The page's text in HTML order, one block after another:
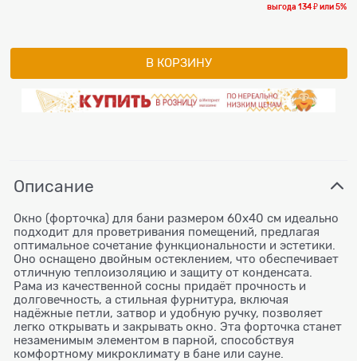
выгода134 ₽или5%
В КОРЗИНУ
Описание
Окно (форточка) для бани размером 60х40 см идеально
подходит для проветривания помещений, предлагая
оптимальное сочетание функциональности и эстетики.
Оно оснащено двойным остеклением, что обеспечивает
отличную теплоизоляцию и защиту от конденсата.
Рама из качественной сосны придаёт прочность и
долговечность, а стильная фурнитура, включая
надёжные петли, затвор и удобную ручку, позволяет
легко открывать и закрывать окно. Эта форточка станет
незаменимым элементом в парной, способствуя
комфортному микроклимату в бане или сауне.